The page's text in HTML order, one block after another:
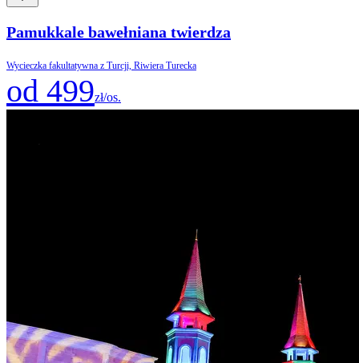
Pamukkale bawełniana twierdza
Wycieczka fakultatywna z Turcji, Riwiera Turecka
od 499zł/os.